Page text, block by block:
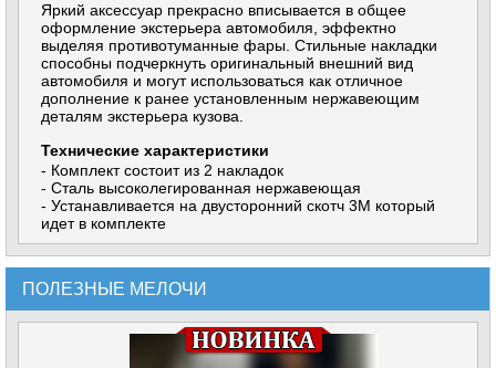
Яркий аксессуар прекрасно вписывается в общее
оформление экстерьера автомобиля, эффектно
выделяя противотуманные фары. Стильные накладки
способны подчеркнуть оригинальный внешний вид
автомобиля и могут использоваться как отличное
дополнение к ранее установленным нержавеющим
деталям экстерьера кузова.
Технические характеристики
- Комплект состоит из 2 накладок
- Сталь высоколегированная нержавеющая
- Устанавливается на двусторонний скотч 3М который
идет в комплекте
ПОЛЕЗНЫЕ МЕЛОЧИ